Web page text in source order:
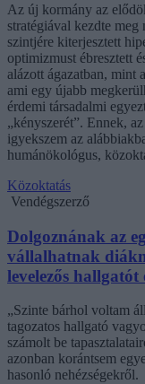
Az új kormány az
stratégiával kezdte
szintjére kiterjesztett
optimizmust ébresztett
alázott ágazatban, mint
ami egy újabb
érdemi társadalmi
„kényszerét”. Ennek,
igyekszem az
humánökológus,
Közoktatás
Vendégszerző
Dolgoznának az
vállalhatnak
levelezős
„Szinte bárhol voltam
tagozatos hallgató
számolt be
azonban korántsem
hasonló nehézségekről.